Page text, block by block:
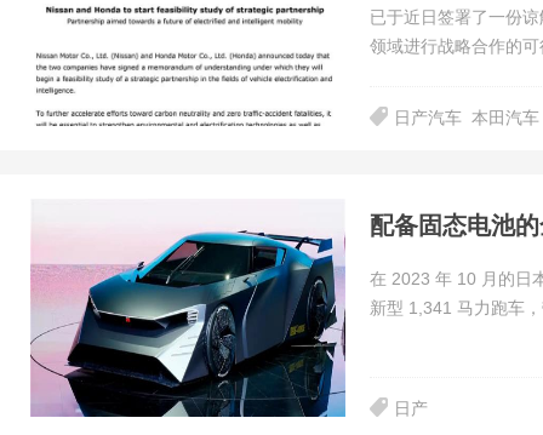
已于近日签署了一份
领域进行战略合作的
日产汽车 本田汽车
配备固态电池
在 2023 年 10 月的日
新型 1,341 马力跑车
日产